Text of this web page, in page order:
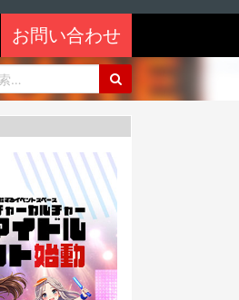
お問い合わせ